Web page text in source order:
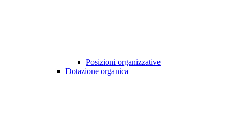
Posizioni organizzative
Dotazione organica